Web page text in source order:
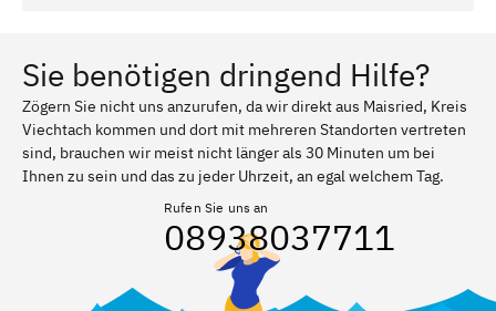
Sie benötigen dringend Hilfe?
Zögern Sie nicht uns anzurufen, da wir direkt aus Maisried, Kreis
Viechtach kommen und dort mit mehreren Standorten vertreten
sind, brauchen wir meist nicht länger als 30 Minuten um bei
Ihnen zu sein und das zu jeder Uhrzeit, an egal welchem Tag.
Rufen Sie uns an
08938037711